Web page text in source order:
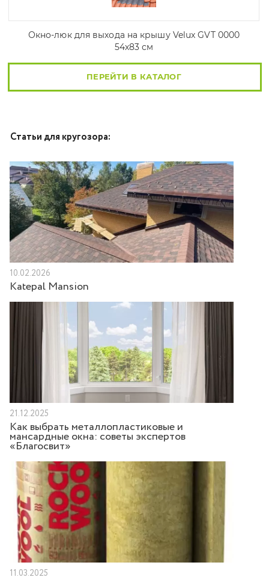
Окно-люк для выхода на крышу Velux GVT 0000
54х83 см
ПЕРЕЙТИ В КАТАЛОГ
Статьи для кругозора:
10.02.2026
Katepal Mansion
21.12.2025
Как выбрать металлопластиковые и
мансардные окна: советы экспертов
«Благосвит»
11.03.2025